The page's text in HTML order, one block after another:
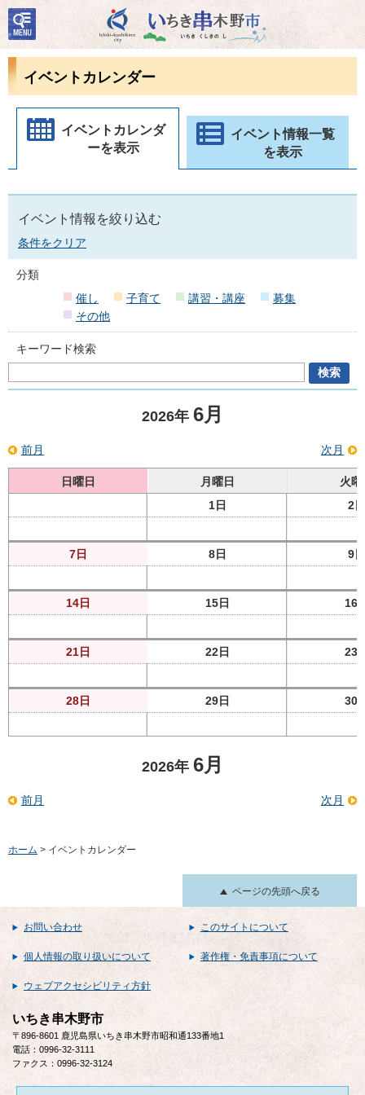
いちき串木野市
検
索・
共通
ューイベントカレンダー
イベントカレンダ
ーを表示
イベント情報一覧
を表示
イベント情報を絞り込む
条件をクリア
分類
催し
子育て 講習・講座
募集
その他
キーワード検索
前月
2026年 6月
次月
日曜日 月曜日
火曜
1日
2日
7日 8日 9日
14日 15日 16
21日 22日 23
28日 29日 30
前月
2026年 6月
次月
ホーム > イベントカレンダー
ページの先頭へ戻る
お問い合わせ このサイトについて
個人情報の取り扱いについて 著作権・免責事項について
ウェブアクセシビリティ方針
いちき串木野市
〒896-8601 鹿児島県いちき串木野市昭和通133番地1
電話：0996-32-3111
ファクス：0996-32-3124